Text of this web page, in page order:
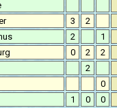
3
2
2
1
0 2
2
2
0
1 0
0